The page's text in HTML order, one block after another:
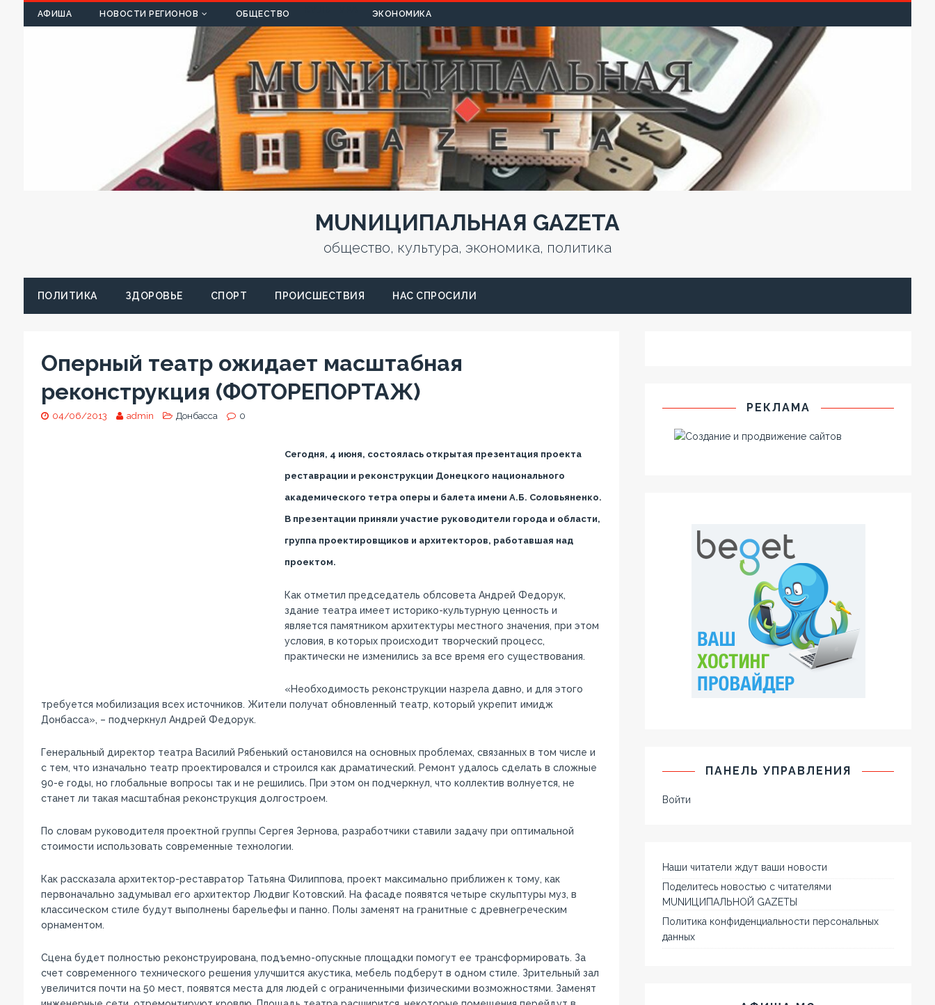
АФИША НОВОСТИ РЕГИОНОВ ОБЩЕСТВО ЭКОНОМИКА
MUNИЦИПАЛЬНАЯ GAZЕТА
общество, культура, экономика, политика
ПОЛИТИКА ЗДОРОВЬЕ СПОРТ ПРОИСШЕСТВИЯ НАС СПРОСИЛИ
Оперный театр ожидает масштабная
реконструкция (ФОТОРЕПОРТАЖ)
04/06/2013 admin Донбасса 0
Сегодня, 4 июня, состоялась открытая презентация проекта
реставрации и реконструкции Донецкого национального
академического тетра оперы и балета имени А.Б. Соловьяненко.
В презентации приняли участие руководители города и области,
группа проектировщиков и архитекторов, работавшая над
проектом.
Как отметил председатель облсовета Андрей Федорук,
здание театра имеет историко-культурную ценность и
является памятником архитектуры местного значения, при этом
условия, в которых происходит творческий процесс,
практически не изменились за все время его существования.
«Необходимость реконструкции назрела давно, и для этого
требуется мобилизация всех источников. Жители получат обновленный театр, который укрепит имидж
Донбасса», – подчеркнул Андрей Федорук.
Генеральный директор театра Василий Рябенький остановился на основных проблемах, связанных в том числе и
с тем, что изначально театр проектировался и строился как драматический. Ремонт удалось сделать в сложные
90-е годы, но глобальные вопросы так и не решились. При этом он подчеркнул, что коллектив волнуется, не
станет ли такая масштабная реконструкция долгостроем.
По словам руководителя проектной группы Сергея Зернова, разработчики ставили задачу при оптимальной
стоимости использовать современные технологии.
Как рассказала архитектор-реставратор Татьяна Филиппова, проект максимально приближен к тому, как
первоначально задумывал его архитектор Людвиг Котовский. На фасаде появятся четыре скульптуры муз, в
классическом стиле будут выполнены барельефы и панно. Полы заменят на гранитные с древнегреческим
орнаментом.
Сцена будет полностью реконструирована, подъемно-опускные площадки помогут ее трансформировать. За
счет современного технического решения улучшится акустика, мебель подберут в одном стиле. Зрительный зал
увеличится почти на 50 мест, появятся места для людей с ограниченными физическими возможностями. Заменят
РЕКЛАМА
ПАНЕЛЬ УПРАВЛЕНИЯ
Войти
Наши читатели ждут ваши новости
Поделитесь новостью с читателями
MUNИЦИПАЛЬНОЙ GAZЕТЫ
Политика конфиденциальности персональных
данных